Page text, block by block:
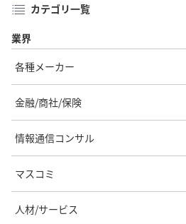
カテゴリ一覧
業界
各種メーカー
金融/商社/保険
情報通信コンサル
マスコミ
人材/サービス